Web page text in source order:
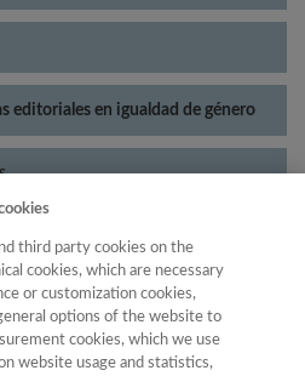
editoriales en igualdad de género
third party cookies on the
cookies, which are necessary
or customization cookies,
options of the website to
cookies, which we use
website usage and statistics,